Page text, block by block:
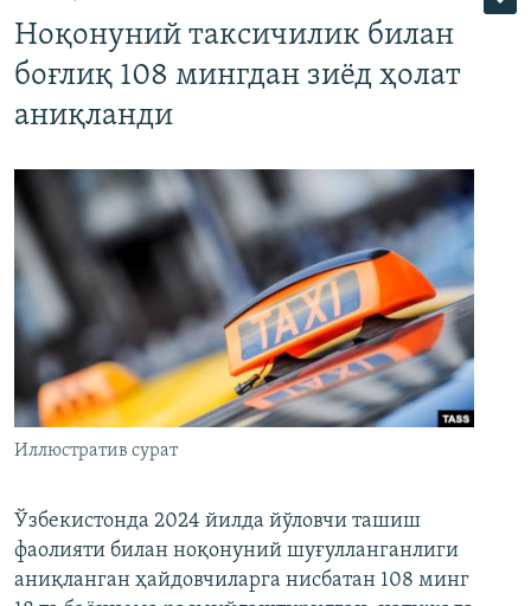
Ноқонуний таксичилик билан
боғлиқ 108 мингдан зиёд ҳолат
аниқланди
Иллюстратив сурат
Ўзбекистонда 2024 йилда йўловчи ташиш
фаолияти билан ноқонуний шуғулланганлиги
аниқланган ҳайдовчиларга нисбатан 108 минг